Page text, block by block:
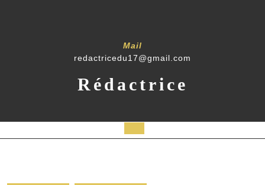
Mail
redactricedu17@gmail.com
Rédactrice